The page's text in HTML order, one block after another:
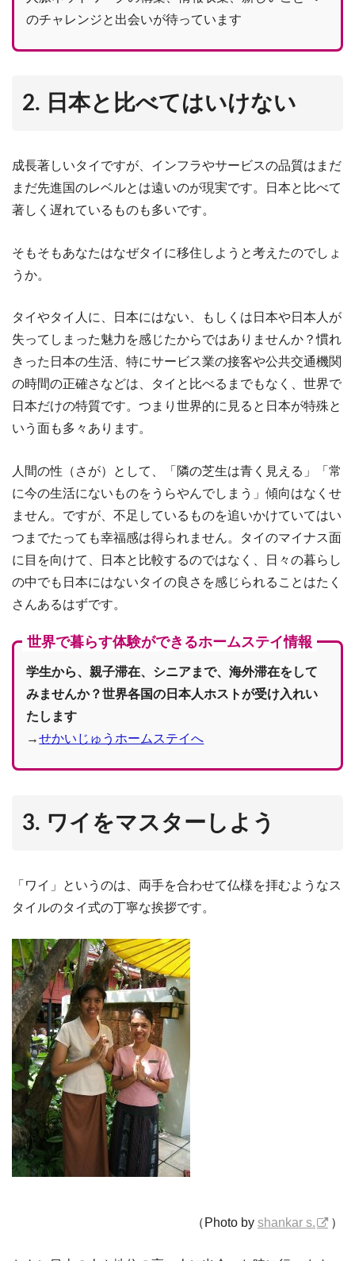
のチャレンジと出会いが待っています
2. 日本と比べてはいけない
成長著しいタイですが、インフラやサービスの品質はまだ
まだ先進国のレベルとは遠いのが現実です。日本と比べて
著しく遅れているものも多いです。
そもそもあなたはなぜタイに移住しようと考えたのでしょ
うか。
タイやタイ人に、日本にはない、もしくは日本や日本人が
失ってしまった魅力を感じたからではありませんか？慣れ
きった日本の生活、特にサービス業の接客や公共交通機関
の時間の正確さなどは、タイと比べるまでもなく、世界で
日本だけの特質です。つまり世界的に見ると日本が特殊と
いう面も多々あります。
人間の性（さが）として、「隣の芝生は青く見える」「常
に今の生活にないものをうらやんでしまう」傾向はなくせ
ません。ですが、不足しているものを追いかけていてはい
つまでたっても幸福感は得られません。タイのマイナス面
に目を向けて、日本と比較するのではなく、日々の暮らし
の中でも日本にはないタイの良さを感じられることはたく
さんあるはずです。
世界で暮らす体験ができるホームステイ情報
学生から、親子滞在、シニアまで、海外滞在をして
みませんか？世界各国の日本人ホストが受け入れい
たします
→せかいじゅうホームステイへ
3. ワイをマスターしよう
「ワイ」というのは、両手を合わせて仏様を拝むようなス
タイルのタイ式の丁寧な挨拶です。
（Photo by shankar s. ）